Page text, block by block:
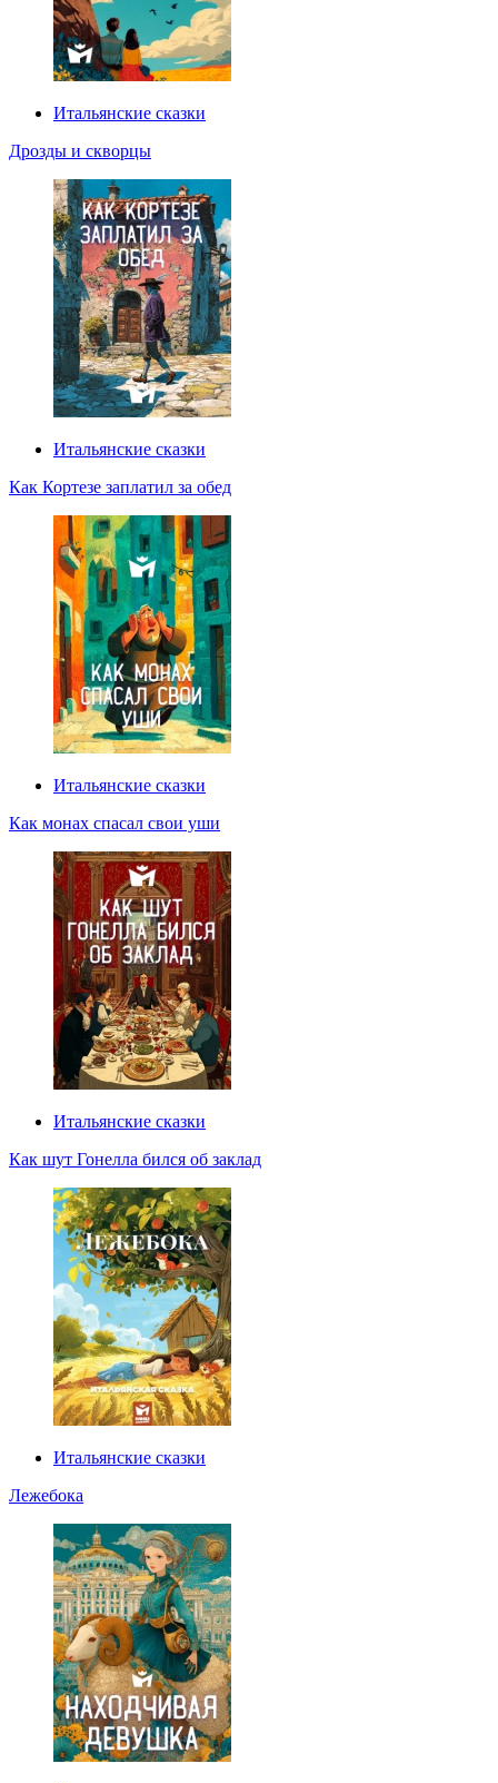
Итальянские сказки
Дрозды и скворцы
Итальянские сказки
Как Кортезе заплатил за обед
Итальянские сказки
Как монах спасал свои уши
Итальянские сказки
Как шут Гонелла бился об заклад
Итальянские сказки
Лежебока